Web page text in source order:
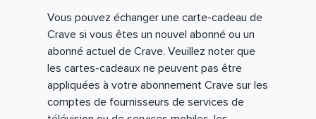
Vous pouvez échanger une carte-cadeau de
Crave si vous êtes un nouvel abonné ou un
abonné actuel de Crave. Veuillez noter que
les cartes-cadeaux ne peuvent pas être
appliquées à votre abonnement Crave sur les
comptes de fournisseurs de services de